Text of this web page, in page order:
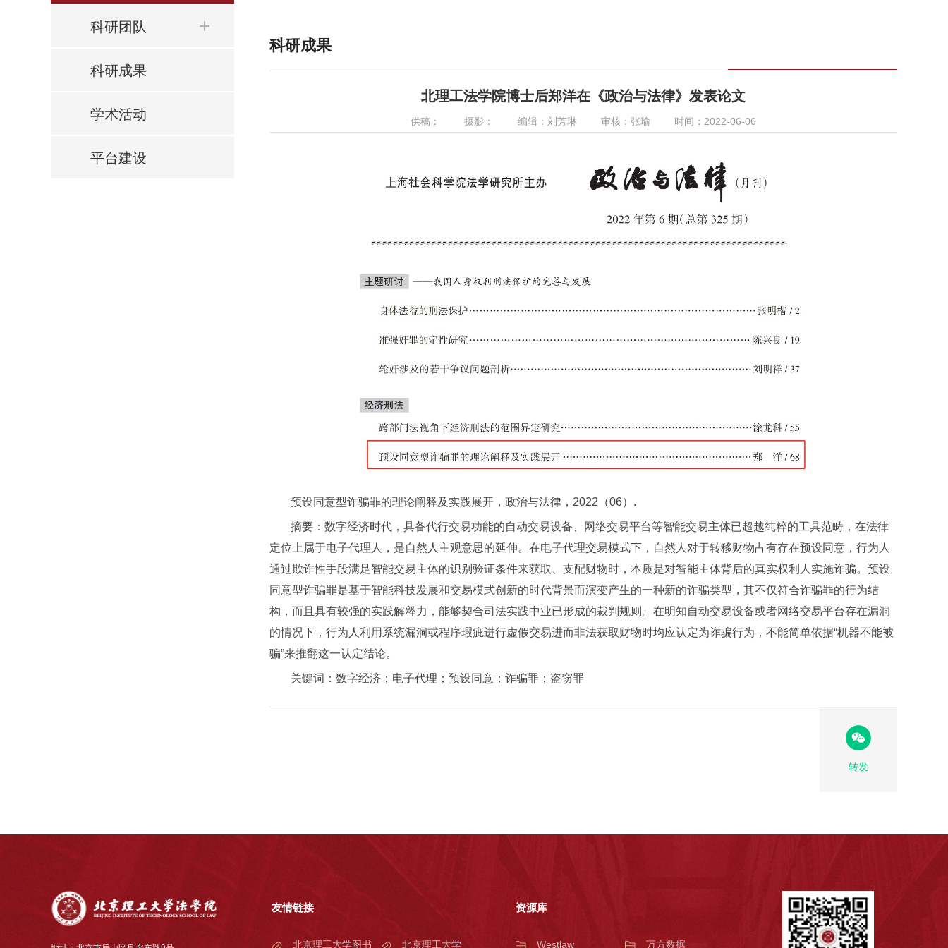
科研团队
科研成果
学术活动
平台建设
科研成果
北理工法学院博士后郑洋在《政治与法律》发表论文
供稿： 摄影： 编辑：刘芳琳 审核：张瑜 时间：2022-06-06
预设同意型诈骗罪的理论阐释及实践展开，政治与法律，2022（06）.
摘要：数字经济时代，具备代行交易功能的自动交易设备、网络交易平台等智能交易主体已超越纯粹的工具范畴，在法律
定位上属于电子代理人，是自然人主观意思的延伸。在电子代理交易模式下，自然人对于转移财物占有存在预设同意，行为人
通过欺诈性手段满足智能交易主体的识别验证条件来获取、支配财物时，本质是对智能主体背后的真实权利人实施诈骗。预设
同意型诈骗罪是基于智能科技发展和交易模式创新的时代背景而演变产生的一种新的诈骗类型，其不仅符合诈骗罪的行为结
构，而且具有较强的实践解释力，能够契合司法实践中业已形成的裁判规则。在明知自动交易设备或者网络交易平台存在漏洞
的情况下，行为人利用系统漏洞或程序瑕疵进行虚假交易进而非法获取财物时均应认定为诈骗行为，不能简单依据“机器不能被
骗”来推翻这一认定结论。
关键词：数字经济；电子代理；预设同意；诈骗罪；盗窃罪
转发
友情链接
北京理工大学图书 北京理工大学
资源库
Westlaw 万方数据